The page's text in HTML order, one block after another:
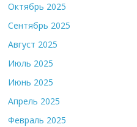
Октябрь 2025
Сентябрь 2025
Август 2025
Июль 2025
Июнь 2025
Апрель 2025
Февраль 2025